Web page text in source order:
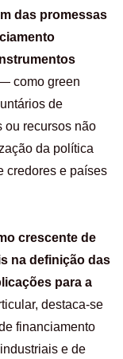
das promessas
como green
de
recursos não
da política
credores e países
crescente de
na definição das
para a
destaca-se
financiamento
e de